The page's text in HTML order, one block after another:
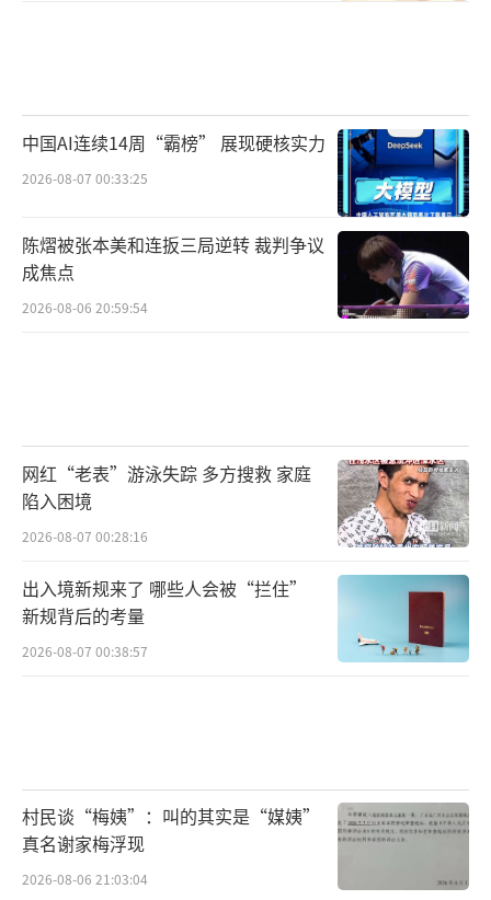
中国AI连续14周“霸榜” 展现硬核实力
2026-08-07 00:33:25
陈熠被张本美和连扳三局逆转 裁判争议
成焦点
2026-08-06 20:59:54
网红“老表”游泳失踪 多方搜救 家庭
陷入困境
2026-08-07 00:28:16
出入境新规来了 哪些人会被“拦住”
新规背后的考量
2026-08-07 00:38:57
村民谈“梅姨”：叫的其实是“媒姨”
真名谢家梅浮现
2026-08-06 21:03:04